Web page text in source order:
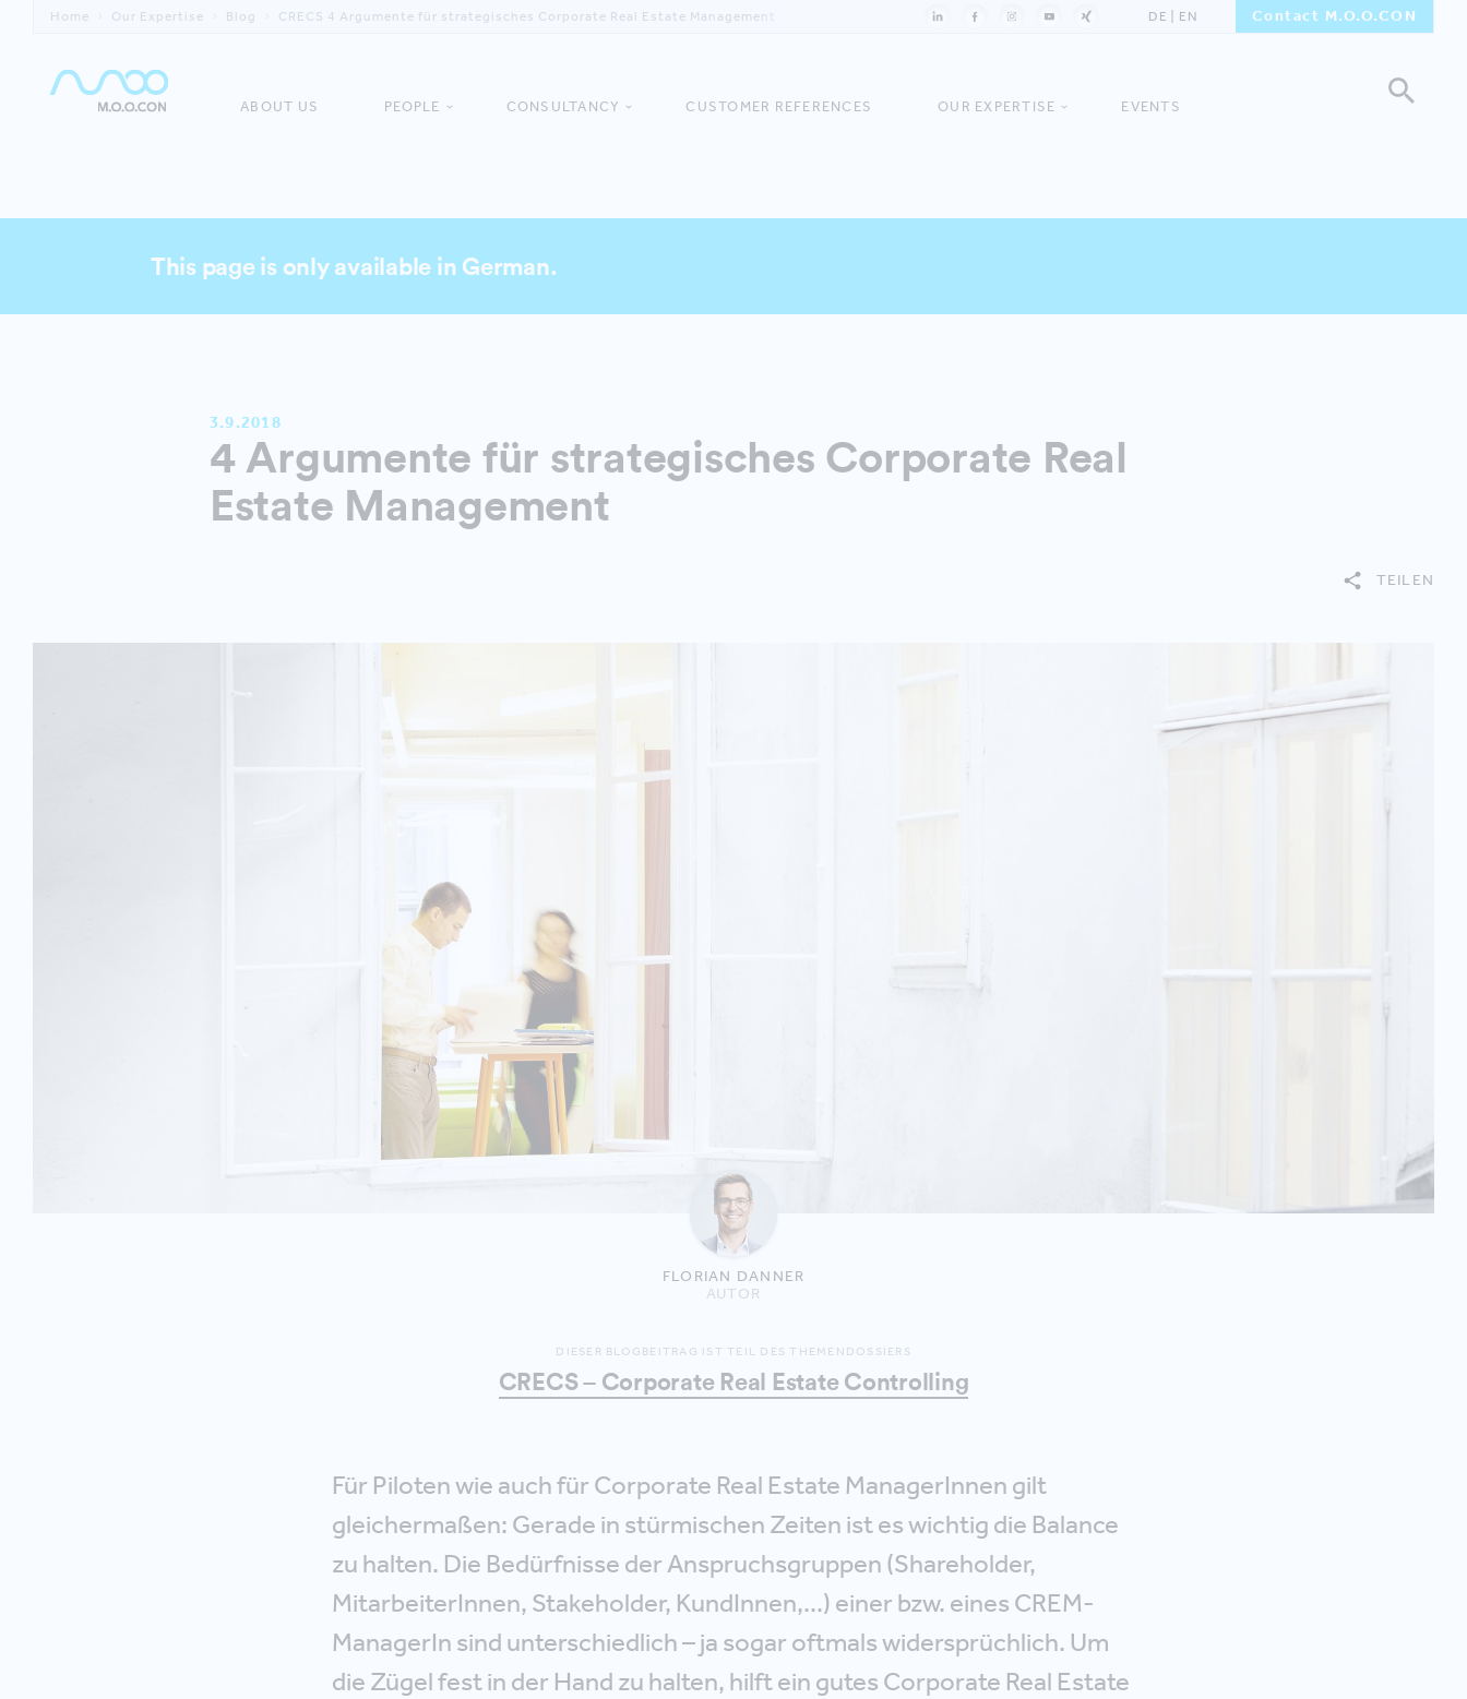
Home Our Expertise Blog CRECS 4 Argumente für strategisches Corporate Real Estate Management DE EN Contact M.O.O.CON
ABOUT US PEOPLE CONSULTANCY CUSTOMER REFERENCES OUR EXPERTISE EVENTS
This page is only available in German.
3.9.2018
4 Argumente für strategisches Corporate Real
Estate Management
TEILEN
FLORIAN DANNER
AUTOR
DIESER BLOGBEITRAG IST TEIL DES THEMENDOSSIERS
CRECS – Corporate Real Estate Controlling
Für Piloten wie auch für Corporate Real Estate ManagerInnen gilt
gleichermaßen: Gerade in stürmischen Zeiten ist es wichtig die Balance
zu halten. Die Bedürfnisse der Anspruchsgruppen (Shareholder,
MitarbeiterInnen, Stakeholder, KundInnen,...) einer bzw. eines CREM-
ManagerIn sind unterschiedlich – ja sogar oftmals widersprüchlich. Um
die Zügel fest in der Hand zu halten, hilft ein gutes Corporate Real Estate